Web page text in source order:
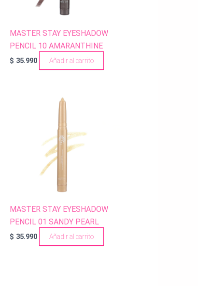
MASTER STAY EYESHADOW
PENCIL 10 AMARANTHINE
$ 35.990 Añadir al carrito
MASTER STAY EYESHADOW
PENCIL 01 SANDY PEARL
$ 35.990 Añadir al carrito